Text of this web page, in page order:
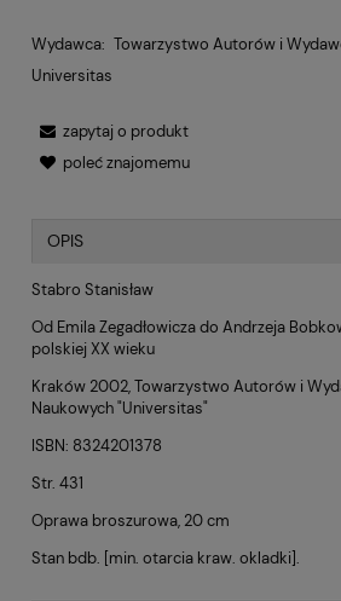
Wydawca: Towarzystwo Autorów i
Universitas
zapytaj o produkt
poleć znajomemu
OPIS
Stabro Stanisław
Od Emila Zegadłowicza do Andrzeja
polskiej XX wieku
Kraków 2002, Towarzystwo Autorów i
Naukowych "Universitas"
ISBN: 8324201378
Str. 431
Oprawa broszurowa, 20 cm
Stan bdb. [min. otarcia kraw. okladki].